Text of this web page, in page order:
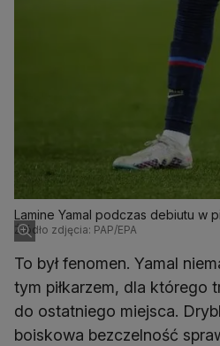
Lamine Yamal podczas debiutu w
Barcelony, kwiecień 2023
Źródło zdjęcia: PAP/EPA
To był fenomen. Yamal
tym piłkarzem, dla którego
do ostatniego miejsca.
boiskowa bezczelność